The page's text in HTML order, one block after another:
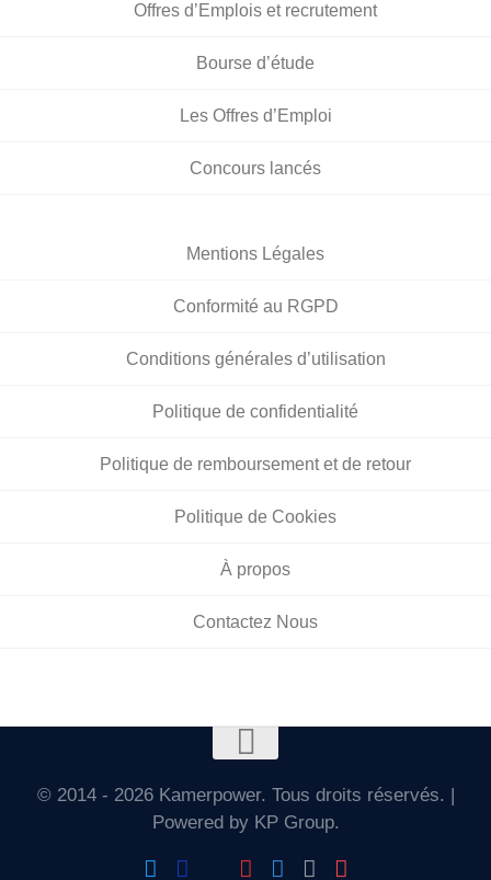
Offres d’Emplois et recrutement
Bourse d’étude
Les Offres d’Emploi
Concours lancés
Mentions Légales
Conformité au RGPD
Conditions générales d’utilisation
Politique de confidentialité
Politique de remboursement et de retour
Politique de Cookies
À propos
Contactez Nous
© 2014 - 2026 Kamerpower. Tous droits réservés. |
Powered by KP Group.